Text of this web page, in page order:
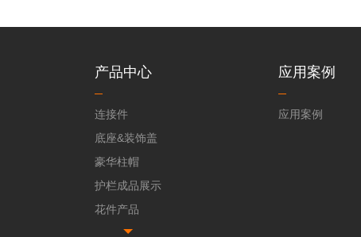
产品中心
连接件
底座&装饰盖
豪华柱帽
护栏成品展示
花件产品
应用案例
应用案例